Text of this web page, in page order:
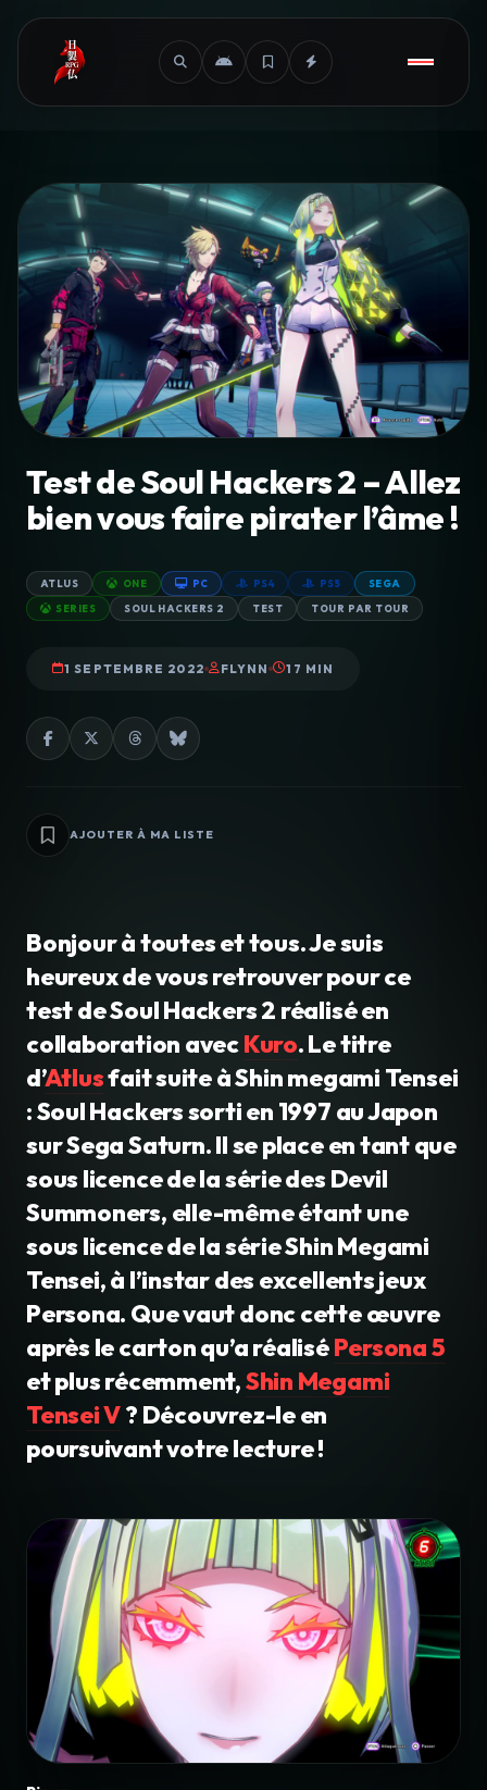
Test de Soul Hackers 2 – Allez
bien vous faire pirater l’âme !
ATLUS ONE PC PS4 PS5 SEGA
SERIES SOUL HACKERS 2 TEST TOUR PAR TOUR
1 SEPTEMBRE 2022 FLYNN 17 MIN
AJOUTER À MA LISTE
Bonjour à toutes et tous. Je suis
heureux de vous retrouver pour ce
test de Soul Hackers 2 réalisé en
collaboration avecKuro. Le titre
d’Atlusfait suite à Shin megami Tensei
: Soul Hackers sorti en 1997 au Japon
sur Sega Saturn. Il se place en tant que
sous licence de la série des Devil
Summoners, elle-même étant une
sous licence de la série Shin Megami
Tensei, à l’instar des excellents jeux
Persona. Que vaut donc cette œuvre
après le carton qu’a réaliséPersona 5
et plus récemment,Shin Megami
Tensei V? Découvrez-le en
poursuivant votre lecture !